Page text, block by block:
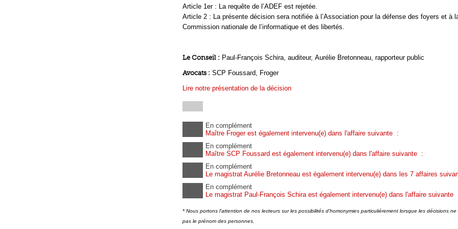
Article 1er : La requête de l’ADEF est rejetée.
Article 2 : La présente décision sera notifiée à l’Association pour la défense des foyers et à
Commission nationale de l’informatique et des libertés.
Le Conseil : Paul-François Schira, auditeur, Aurélie Bretonneau, rapporteur public
Avocats : SCP Foussard, Froger
Lire notre présentation de la décision
En complément
Maître Froger est également intervenu(e) dans l'affaire suivante :
En complément
Maître SCP Foussard est également intervenu(e) dans l'affaire suivante :
En complément
Le magistrat Aurélie Bretonneau est également intervenu(e) dans les 7 affaires
En complément
Le magistrat Paul-François Schira est également intervenu(e) dans l'affaire suivante
* Nous portons l'attention de nos lecteurs sur les possibilités d'homonymies particuliérement lorsque les décisions ne
pas le prénom des personnes.